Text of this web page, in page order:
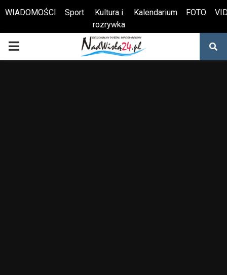
Otwórz pasek narzędzi
WIADOMOŚCI Sport
Kultura i
rozrywka
Kalendarium FOTO
PRIMARY